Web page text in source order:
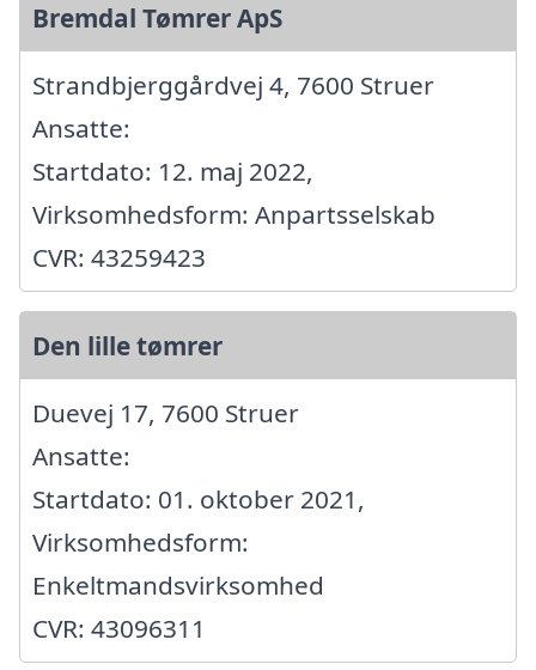
Bremdal Tømrer ApS
Strandbjerggårdvej 4, 7600 Struer
Ansatte:
Startdato: 12. maj 2022,
Virksomhedsform: Anpartsselskab
CVR: 43259423
Den lille tømrer
Duevej 17, 7600 Struer
Ansatte:
Startdato: 01. oktober 2021,
Virksomhedsform:
Enkeltmandsvirksomhed
CVR: 43096311